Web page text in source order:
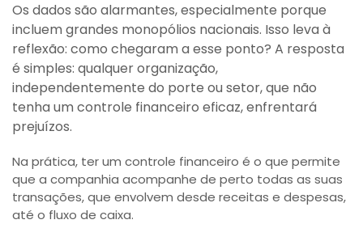
Os dados são alarmantes, especialmente porque
incluem grandes monopólios nacionais. Isso leva à
reflexão: como chegaram a esse ponto? A resposta
é simples: qualquer organização,
independentemente do porte ou setor, que não
tenha um controle financeiro eficaz, enfrentará
prejuízos.
Na prática, ter um controle financeiro é o que permite
que a companhia acompanhe de perto todas as suas
transações, que envolvem desde receitas e despesas,
até o fluxo de caixa.